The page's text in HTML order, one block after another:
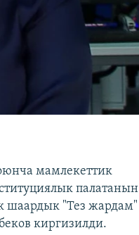
мамлекеттик
палатанын
шаардык "Тез жардам"
киргизилди.